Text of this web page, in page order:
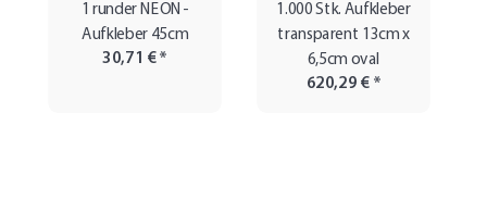
1 runder NEON-
Aufkleber 45cm
30,71 €*
1.000 Stk. Aufkleber
transparent 13cm x
6,5cm oval
620,29 € *